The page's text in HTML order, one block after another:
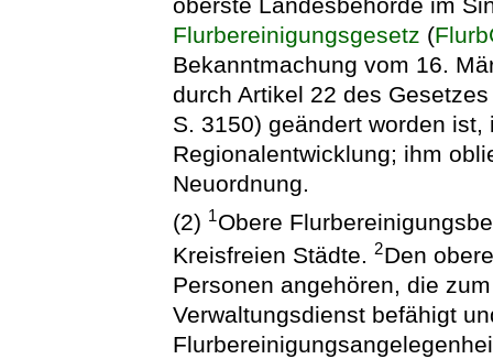
Flurbereinigungsgesetz (
Bekanntmachung vom 16.
durch Artikel 22 des
S. 3150) geändert worden
Regionalentwicklung; ihm
Neuordnung.
(2) 1Obere
Kreisfreien Städte.2Den
Personen angehören, die
Verwaltungsdienst befähigt